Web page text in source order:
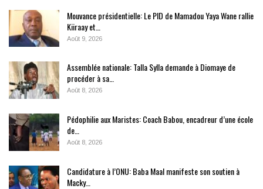
Mouvance présidentielle: Le PID de Mamadou Yaya Wane rallie
Kiiraay et…
Août 9, 2026
Assemblée nationale: Talla Sylla demande à Diomaye de
procéder à sa…
Août 8, 2026
Pédophilie aux Maristes: Coach Babou, encadreur d’une école
de…
Août 8, 2026
Candidature à l’ONU: Baba Maal manifeste son soutien à
Macky…